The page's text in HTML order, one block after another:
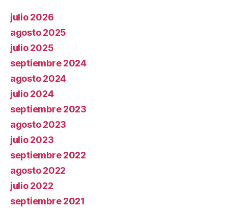
julio 2026
agosto 2025
julio 2025
septiembre 2024
agosto 2024
julio 2024
septiembre 2023
agosto 2023
julio 2023
septiembre 2022
agosto 2022
julio 2022
septiembre 2021